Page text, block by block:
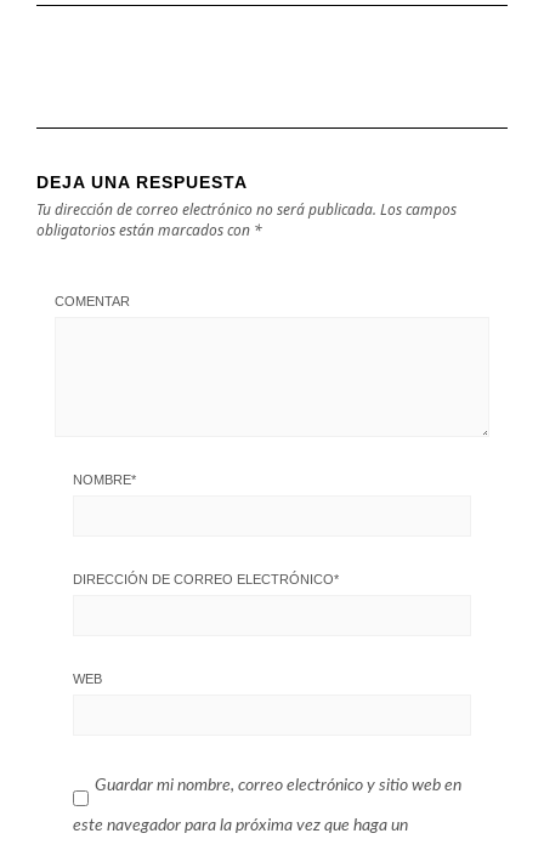
DEJA UNA RESPUESTA
Tu dirección de correo electrónico no será publicada. Los campos
obligatorios están marcados con *
COMENTAR
NOMBRE*
DIRECCIÓN DE CORREO ELECTRÓNICO*
WEB
Guardar mi nombre, correo electrónico y sitio web en
este navegador para la próxima vez que haga un